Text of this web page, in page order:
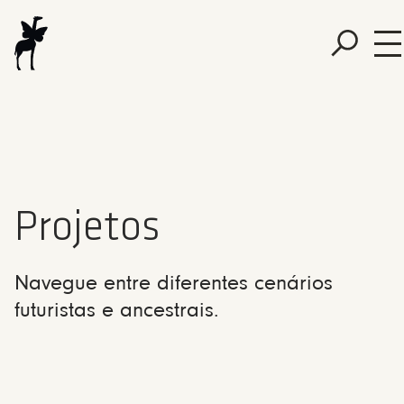
Projetos
Navegue entre diferentes cenários
futuristas e ancestrais.